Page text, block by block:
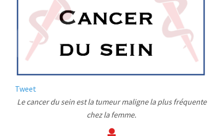
Tweet
Le cancer du sein est la tumeur maligne la plus fréquente
chez la femme.